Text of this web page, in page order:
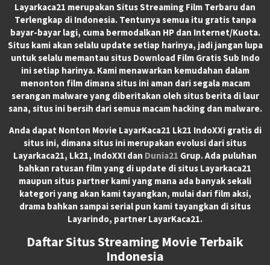
Layarkaca21 merupakan Situs Streaming Film Terbaru dan
Terlengkap di Indonesia. Tentunya semua itu gratis tanpa
bayar-bayar lagi, cuma bermodalkan HP dan Internet/Kuota.
Situs kami akan selalu update setiap harinya, jadi jangan lupa
untuk selalu memantau situs Download Film Gratis Sub Indo
ini setiap harinya. Kami menawarkan kemudahan dalam
menonton film dimana situs ini aman dari segala macam
serangan malware yang diberitakan oleh situs berita di laur
sana, situs ini bersih dari semua macam hacking dan malware.
Anda dapat Nonton Movie LayarKaca21 Lk21 IndoXXigratis di
situs ini, dimana situs ini merupakan evolusi dari situs
Layarkaca21, Lk21, IndoXXI dan Dunia21 Grup. Ada puluhan
bahkan ratusan film yang di update di situs Layarkaca21
maupun situs partner kami yang mana ada banyak sekali
kategori yang akan kami tayangkan, mulai dari film aksi,
drama bahkan sampai serial pun kami tayangkan di situs
Layarindo, partner LayarKaca21.
Daftar Situs Streaming Movie Terbaik
Indonesia